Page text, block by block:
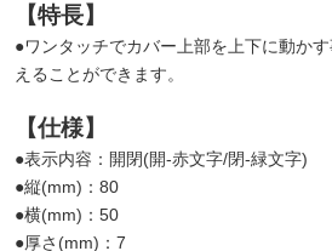
【特長】
●ワンタッチでカバー上部を上下に動か
えることができます。
【仕様】
●表示内容：開閉(開-赤文字/閉-緑文字)
●縦(mm)：80
●横(mm)：50
●厚さ(mm)：7